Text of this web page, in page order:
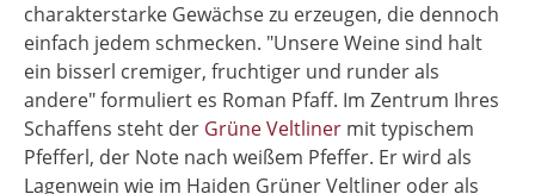
charakterstarke Gewächse zu erzeugen, die dennoch
einfach jedem schmecken. "Unsere Weine sind halt
ein bisserl cremiger, fruchtiger und runder als
andere" formuliert es Roman Pfaff. Im Zentrum Ihres
Schaffens steht der Grüne Veltliner mit typischem
Pfefferl, der Note nach weißem Pfeffer. Er wird als
Lagenwein wie im Haiden Grüner Veltliner oder als